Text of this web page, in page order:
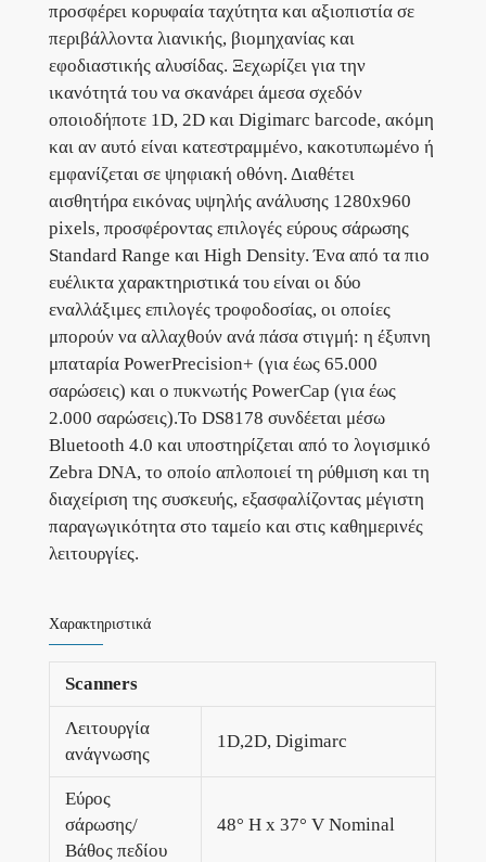
προσφέρει κορυφαία ταχύτητα και αξιοπιστία σε
περιβάλλοντα λιανικής, βιομηχανίας και
εφοδιαστικής αλυσίδας. Ξεχωρίζει για την
ικανότητά του να σκανάρει άμεσα σχεδόν
οποιοδήποτε 1D, 2D και Digimarc barcode, ακόμη
και αν αυτό είναι κατεστραμμένο, κακοτυπωμένο ή
εμφανίζεται σε ψηφιακή οθόνη. Διαθέτει
αισθητήρα εικόνας υψηλής ανάλυσης 1280x960
pixels, προσφέροντας επιλογές εύρους σάρωσης
Standard Range και High Density. Ένα από τα πιο
ευέλικτα χαρακτηριστικά του είναι οι δύο
εναλλάξιμες επιλογές τροφοδοσίας, οι οποίες
μπορούν να αλλαχθούν ανά πάσα στιγμή: η έξυπνη
μπαταρία PowerPrecision+ (για έως 65.000
σαρώσεις) και ο πυκνωτής PowerCap (για έως
2.000 σαρώσεις).Το DS8178 συνδέεται μέσω
Bluetooth 4.0 και υποστηρίζεται από το λογισμικό
Zebra DNA, το οποίο απλοποιεί τη ρύθμιση και τη
διαχείριση της συσκευής, εξασφαλίζοντας μέγιστη
παραγωγικότητα στο ταμείο και στις καθημερινές
λειτουργίες.
Χαρακτηριστικά
Scanners
Λειτουργία
ανάγνωσης
1D,2D, Digimarc
Εύρος
σάρωσης/
Βάθος πεδίου
48° H x 37° V Nominal